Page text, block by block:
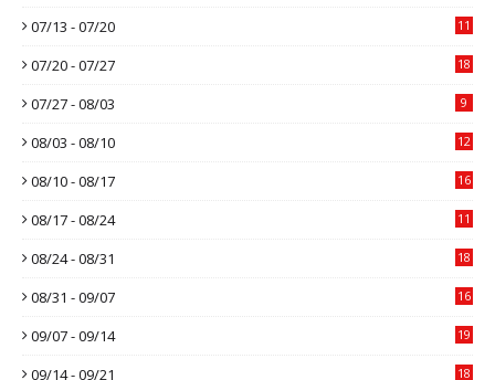
07/13 - 07/20 11
07/20 - 07/27 18
07/27 - 08/03 9
08/03 - 08/10 12
08/10 - 08/17 16
08/17 - 08/24 11
08/24 - 08/31 18
08/31 - 09/07 16
09/07 - 09/14 19
09/14 - 09/21 18